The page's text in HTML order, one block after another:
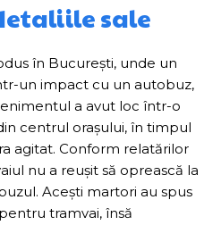
sale
în București, unde un
un impact cu un autobuz,
a avut loc într-o
centrul orașului, în timpul
agitat. Conform relatărilor
nu a reușit să oprească la
Acești martori au spus
tramvai, însă